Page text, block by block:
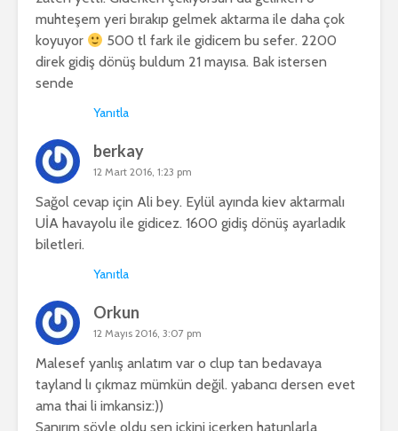
muhteşem yeri bırakıp gelmek aktarma ile daha çok
koyuyor
500 tl fark ile gidicem bu sefer. 2200
direk gidiş dönüş buldum 21 mayısa. Bak istersen
sende
Yanıtla
berkay
12 Mart 2016, 1:23 pm
Sağol cevap için Ali bey. Eylül ayında kiev aktarmalı
UİA havayolu ile gidicez. 1600 gidiş dönüş ayarladık
biletleri.
Yanıtla
Orkun
12 Mayıs 2016, 3:07 pm
Malesef yanlış anlatım var o clup tan bedavaya
tayland lı çıkmaz mümkün değil. yabancı dersen evet
ama thai li imkansiz:))
Sanırım söyle oldu sen içkini içerken hatunlarla